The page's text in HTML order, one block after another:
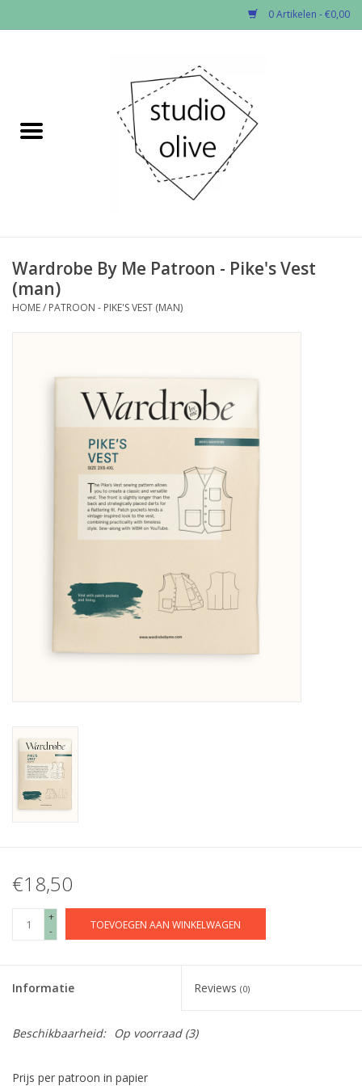
0 Artikelen - €0,00
✂︎Nieuw
Fournituren
Patronen
Diy pakketten
Studio Olive inspireert....
Wardrobe By Me Patroon - Pike's Vest
(man)
HOME/ PATROON - PIKE'S VEST (MAN)
€18,50
+
-
TOEVOEGEN AAN WINKELWAGEN
Informatie Reviews (0)
Beschikbaarheid: Op voorraad(3)
Prijs per patroon in papier